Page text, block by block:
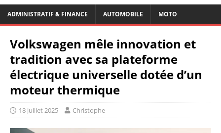
ADMINISTRATIF & FINANCE AUTOMOBILE MOTO
Volkswagen mêle innovation et
tradition avec sa plateforme
électrique universelle dotée d’un
moteur thermique
18 juillet 2025 Christophe